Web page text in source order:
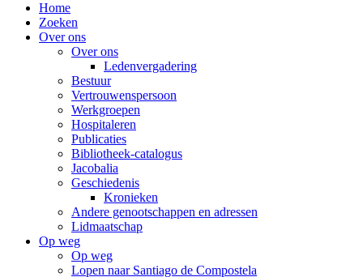
Home
Zoeken
Over ons
Over ons
Ledenvergadering
Bestuur
Vertrouwenspersoon
Werkgroepen
Hospitaleren
Publicaties
Bibliotheek-catalogus
Jacobalia
Geschiedenis
Kronieken
Andere genootschappen en adressen
Lidmaatschap
Op weg
Op weg
Lopen naar Santiago de Compostela